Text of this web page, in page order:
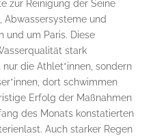
zur Reinigung der Seine
Abwassersysteme und
und um Paris. Diese
stark
die Athlet*innen, sondern
dort schwimmen
Erfolg der Maßnahmen
des Monats konstatierten
Auch starker Regen